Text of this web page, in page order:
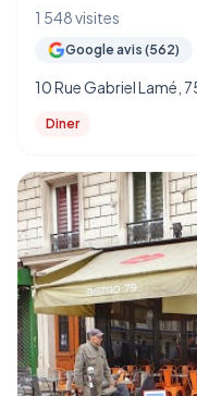
1 548 visites
Google avis (562)
10 Rue Gabriel Lamé,
Diner